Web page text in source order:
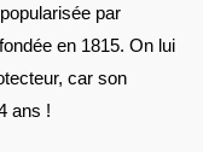
par
en 1815. On lui
car son
ans !